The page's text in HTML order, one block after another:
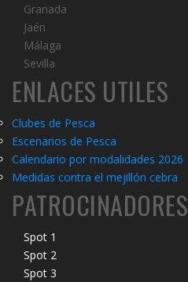
Granada
Jaén
Málaga
Sevilla
ENLACES UTILES
Clubes de Pesca
Escenarios de Pesca
Calendario por modalidades 2026
Medidas contra el mejillón cebra
PATROCINADORES
Spot 1
Spot 2
Spot 3